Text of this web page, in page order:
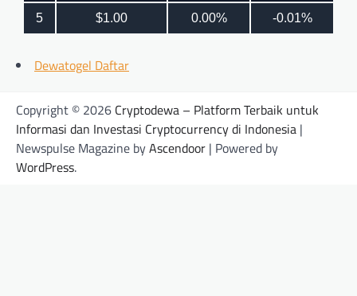
Dewatogel Daftar
Copyright © 2026 Cryptodewa – Platform Terbaik untuk
Informasi dan Investasi Cryptocurrency di Indonesia |
Newspulse Magazine byAscendoor | Powered by
WordPress.